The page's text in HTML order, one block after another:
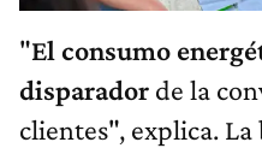
"El consumo
disparador de la
clientes", explica.